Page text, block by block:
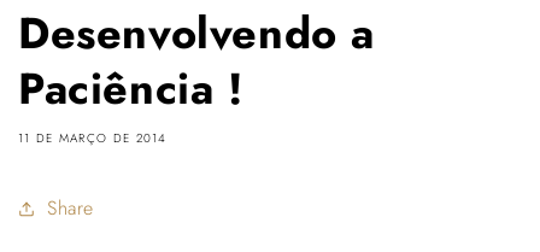
Desenvolvendo a
Paciência !
11 DE MARÇO DE 2014
Share